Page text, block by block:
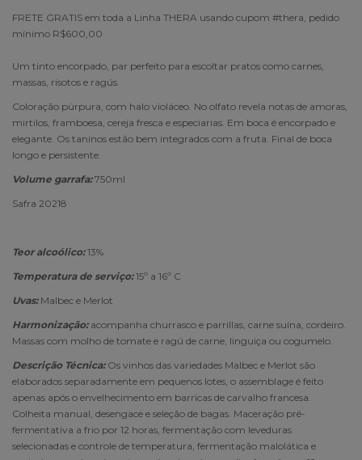
FRETE GRATIS em toda a Linha THERA usando cupom #thera, pedido
mínimo R$600,00
Um tinto encorpado, par perfeito para escoltar pratos como carnes,
massas, risotos e ragús.
Coloração púrpura, com halo violáceo. No olfato revela notas de amoras,
mirtilos, framboesa, cereja fresca e especiarias. Em boca é encorpado e
elegante. Os taninos estão bem integrados com a fruta. Final de boca
longo e persistente.
Volume garrafa: 750ml
Safra 20218
Teor alcoólico:13%
Temperatura de serviço: 15º a 16º C
Uvas: Malbec e Merlot
Harmonização: acompanha churrasco e parrillas, carne suína, cordeiro.
Massas com molho de tomate e ragú de carne, linguiça ou cogumelo.
Descrição Técnica: Os vinhos das variedades Malbec e Merlot são
elaborados separadamente em pequenos lotes, o assemblage é feito
apenas após o envelhecimento em barricas de carvalho francesa.
Colheita manual, desengace e seleção de bagas. Maceração pré-
fermentativa a frio por 12 horas, fermentação com leveduras
selecionadas e controle de temperatura, fermentação malolática e